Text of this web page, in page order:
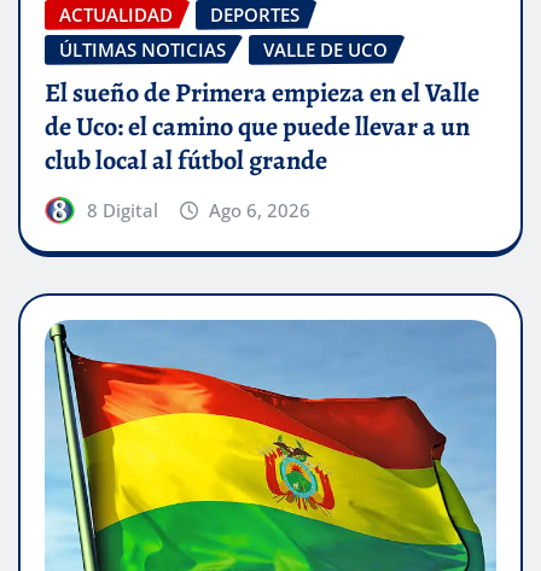
ACTUALIDAD
DEPORTES
ÚLTIMAS NOTICIAS
VALLE DE UCO
El sueño de Primera empieza en el Valle
de Uco: el camino que puede llevar a un
club local al fútbol grande
8 Digital Ago 6, 2026